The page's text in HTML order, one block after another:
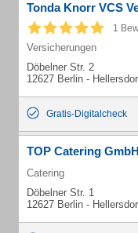
Tonda Knorr VCS
1
Versicherungen
Döbelner Str. 2
12627 Berlin -
Gratis-Digitalcheck
TOP Catering GmbH
Catering
Döbelner Str. 1
12627 Berlin -